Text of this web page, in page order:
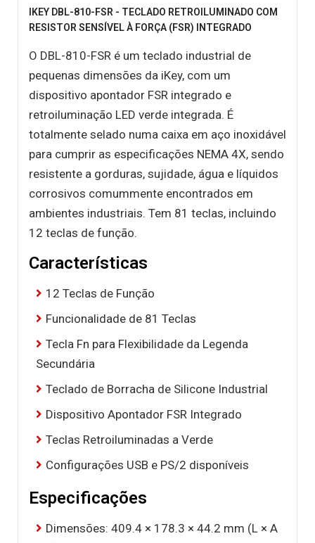
IKEY DBL-810-FSR - TECLADO RETROILUMINADO COM
RESISTOR SENSÍVEL À FORÇA (FSR) INTEGRADO
O DBL-810-FSR é um teclado industrial de
pequenas dimensões da iKey, com um
dispositivo apontador FSR integrado e
retroiluminação LED verde integrada. É
totalmente selado numa caixa em aço inoxidável
para cumprir as especificações NEMA 4X, sendo
resistente a gorduras, sujidade, água e líquidos
corrosivos comummente encontrados em
ambientes industriais. Tem 81 teclas, incluindo
12 teclas de função.
Características
12 Teclas de Função
Funcionalidade de 81 Teclas
Tecla Fn para Flexibilidade da Legenda
Secundária
Teclado de Borracha de Silicone Industrial
Dispositivo Apontador FSR Integrado
Teclas Retroiluminadas a Verde
Configurações USB e PS/2 disponíveis
Especificações
Dimensões: 409.4 × 178.3 × 44.2 mm (L × A